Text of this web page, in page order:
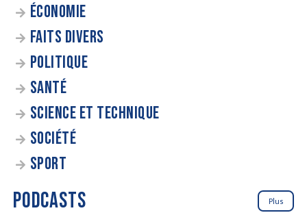
ÉCONOMIE
FAITS DIVERS
POLITIQUE
SANTÉ
SCIENCE ET TECHNIQUE
SOCIÉTÉ
SPORT
PODCASTS Plus